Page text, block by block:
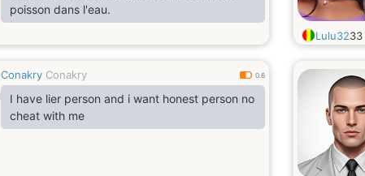
poisson dans l'eau.
Lulu3233
Conakry Conakry 0.6
I have lier person and i want honest person no
cheat with me